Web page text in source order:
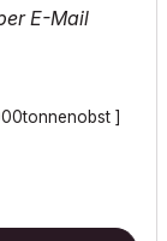
E-Mail
]